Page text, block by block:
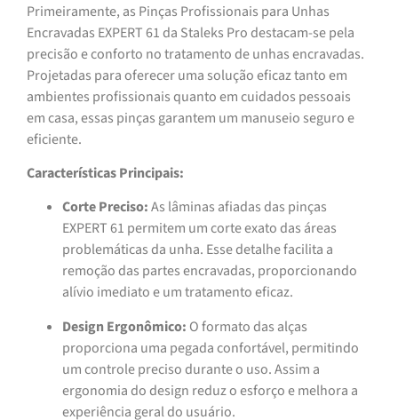
Primeiramente, as Pinças Profissionais para Unhas
Encravadas EXPERT 61 da Staleks Pro destacam-se pela
precisão e conforto no tratamento de unhas encravadas.
Projetadas para oferecer uma solução eficaz tanto em
ambientes profissionais quanto em cuidados pessoais
em casa, essas pinças garantem um manuseio seguro e
eficiente.
Características Principais:
Corte Preciso:As lâminas afiadas das pinças
EXPERT 61 permitem um corte exato das áreas
problemáticas da unha. Esse detalhe facilita a
remoção das partes encravadas, proporcionando
alívio imediato e um tratamento eficaz.
Design Ergonômico: O formato das alças
proporciona uma pegada confortável, permitindo
um controle preciso durante o uso. Assim a
ergonomia do design reduz o esforço e melhora a
experiência geral do usuário.